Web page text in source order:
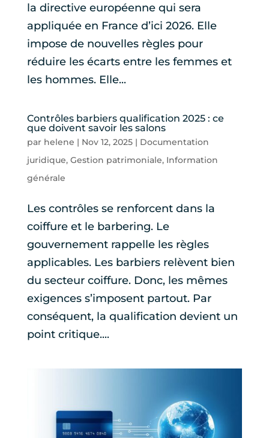
la directive européenne qui sera
appliquée en France d’ici 2026. Elle
impose de nouvelles règles pour
réduire les écarts entre les femmes et
les hommes. Elle...
Contrôles barbiers qualification 2025 : ce
que doivent savoir les salons
par helene | Nov 12, 2025| Documentation
juridique, Gestion patrimoniale, Information
générale
Les contrôles se renforcent dans la
coiffure et le barbering. Le
gouvernement rappelle les règles
applicables. Les barbiers relèvent bien
du secteur coiffure. Donc, les mêmes
exigences s’imposent partout. Par
conséquent, la qualification devient un
point critique....